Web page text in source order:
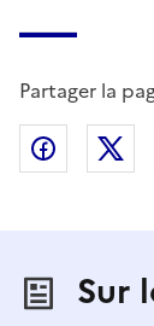
Partager la
Sur